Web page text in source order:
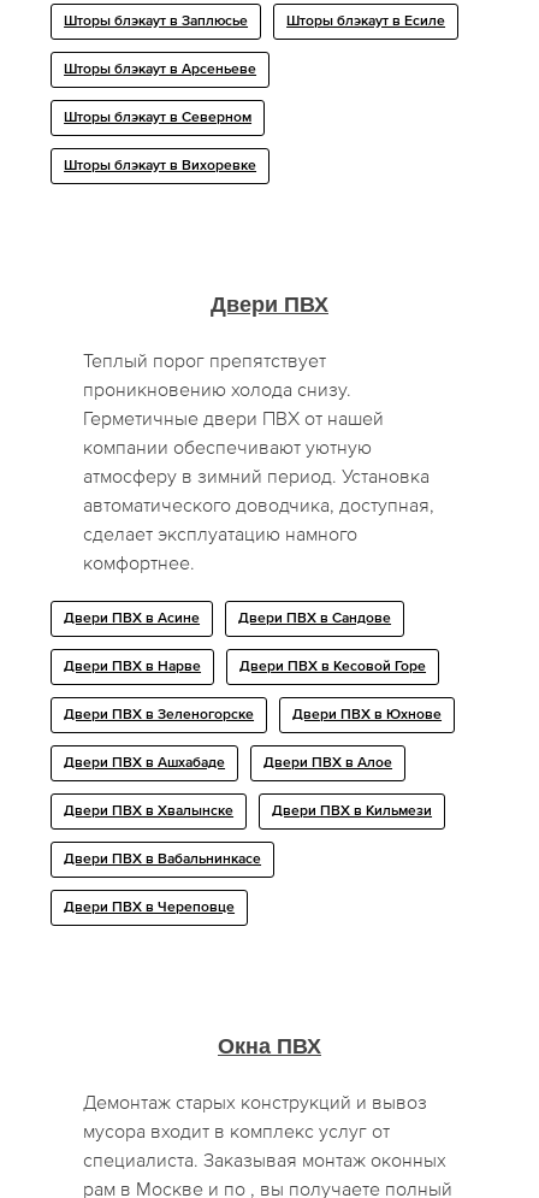
Шторы блэкаут в Заплюсье Шторы блэкаут в Есиле
Шторы блэкаут в Арсеньеве
Шторы блэкаут в Северном
Шторы блэкаут в Вихоревке
Двери ПВХ
Теплый порог препятствует
проникновению холода снизу.
Герметичные двери ПВХ от нашей
компании обеспечивают уютную
атмосферу в зимний период. Установка
автоматического доводчика, доступная,
сделает эксплуатацию намного
комфортнее.
Двери ПВХ в Асине Двери ПВХ в Сандове
Двери ПВХ в Нарве Двери ПВХ в Кесовой Горе
Двери ПВХ в Зеленогорске Двери ПВХ в Юхнове
Двери ПВХ в Ашхабаде Двери ПВХ в Алое
Двери ПВХ в Хвалынске Двери ПВХ в Кильмези
Двери ПВХ в Вабальнинкасе
Двери ПВХ в Череповце
Окна ПВХ
Демонтаж старых конструкций и вывоз
мусора входит в комплекс услуг от
специалиста. Заказывая монтаж оконных
рам в Москве и по , вы получаете полный